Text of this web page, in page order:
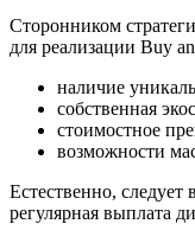
Сторонником
для реализации Buy
наличие
собственная
стоимостное
возможности
Естественно,
регулярная выплата